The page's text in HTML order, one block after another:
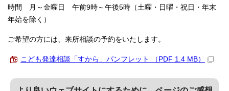
時間 月～金曜日 午前9時～午後5時（土曜・日曜・祝日・年末
年始を除く）
ご希望の方には、来所相談の予約をいたします。
こども発達相談「すから」パンフレット （PDF 1.4 MB）